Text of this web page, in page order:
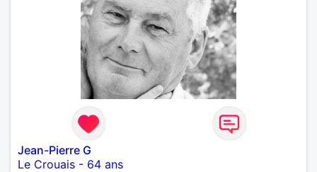
Jean-Pierre G
Le Crouais - 64 ans